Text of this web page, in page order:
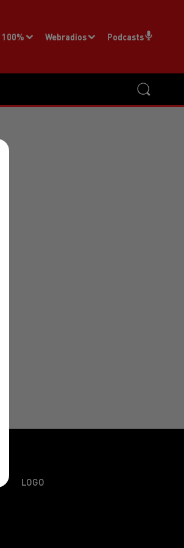
100% Webradios Podcasts
LOGO